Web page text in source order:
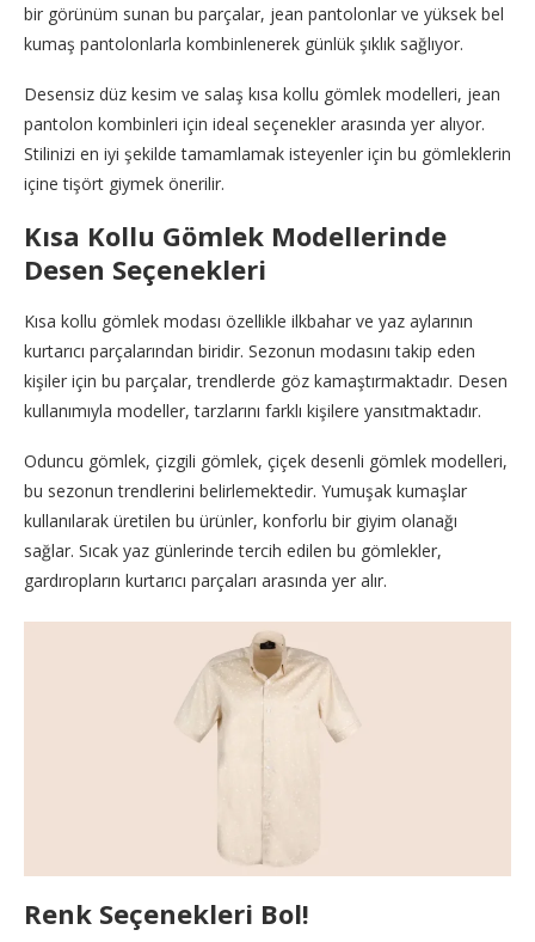
bir görünüm sunan bu parçalar, jean pantolonlar ve yüksek bel
kumaş pantolonlarla kombinlenerek günlük şıklık sağlıyor.
Desensiz düz kesim ve salaş kısa kollu gömlek modelleri, jean
pantolon kombinleri için ideal seçenekler arasında yer alıyor.
Stilinizi en iyi şekilde tamamlamak isteyenler için bu gömleklerin
içine tişört giymek önerilir.
Kısa Kollu Gömlek Modellerinde
Desen Seçenekleri
Kısa kollu gömlek modası özellikle ilkbahar ve yaz aylarının
kurtarıcı parçalarından biridir. Sezonun modasını takip eden
kişiler için bu parçalar, trendlerde göz kamaştırmaktadır. Desen
kullanımıyla modeller, tarzlarını farklı kişilere yansıtmaktadır.
Oduncu gömlek, çizgili gömlek, çiçek desenli gömlek modelleri,
bu sezonun trendlerini belirlemektedir. Yumuşak kumaşlar
kullanılarak üretilen bu ürünler, konforlu bir giyim olanağı
sağlar. Sıcak yaz günlerinde tercih edilen bu gömlekler,
gardıropların kurtarıcı parçaları arasında yer alır.
Renk Seçenekleri Bol!